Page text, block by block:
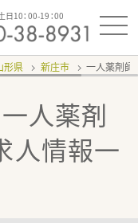
日10：00-19：00
形県 新庄市 一人薬剤師
人薬剤
人情報一